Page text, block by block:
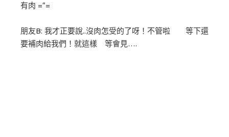
有肉 =”=
朋友B: 我才正要說..沒肉怎受的了呀！不管啦 等下還
要補肉給我們！就這樣 等會見….